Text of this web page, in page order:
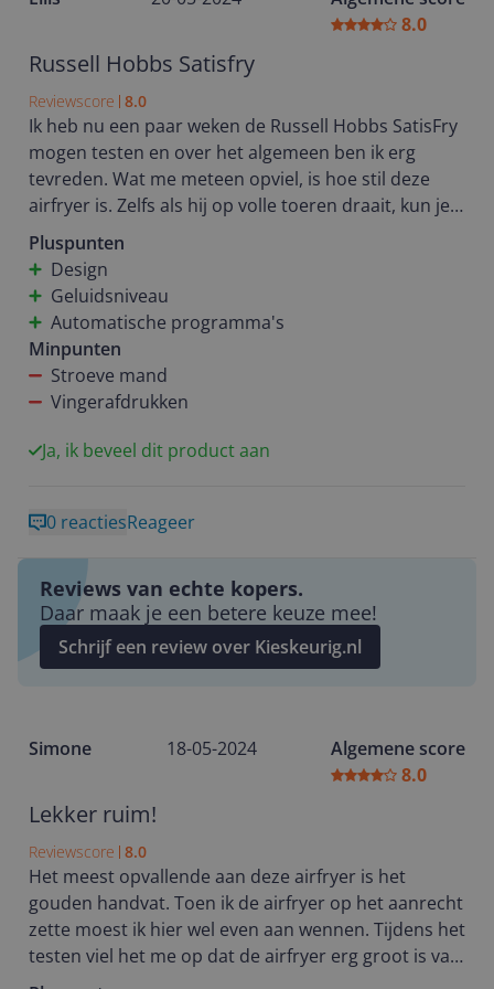
met de airfryer en beveel ik deze ook zeker aan!! Ik
8.0
Russell Hobbs Satisfry
Reviewscore 8.0
Ik heb nu een paar weken de Russell Hobbs SatisFry
mogen testen en over het algemeen ben ik erg
tevreden. Wat me meteen opviel, is hoe stil deze
airfryer is. Zelfs als hij op volle toeren draait, kun je
nog een normaal gesprek voeren in de keuken, dit
was bij mijn andere airfryer wel anders. Het design
is strak en modern, wat goed past bij mijn
keukeninrichting. Een groot pluspunt vind ik dat de
plateau in de mand makkelijk los te halen is.
Hierdoor is hij goed schoon te maken en daarnaast
kan de bak ook gewoon in de vaatwasser, wat een
hoop gedoe scheelt. De automatische programma's
zijn erg handig en werken goed, je hoeft er zelf bijna
plaatsen is, wat een beetje frustrerend kan zijn. Ook
stof, maar dat is met een doekje zo weer schoon. Al
met al een zeer fijn product!
Pluspunten
Design
Geluidsniveau
Automatische programma's
Minpunten
Stroeve mand
Vingerafdrukken
Ja, ik beveel dit product aan
0 reactiesReageer
Reviews van echte kopers.
Daar maak je een betere keuze mee!
Schrijf een review over Kieskeurig.nl
Simone 18-05-2024
Algemene score
8.0
Lekker ruim!
Reviewscore 8.0
Het meest opvallende aan deze airfryer is het
gouden handvat. Toen ik de airfryer op het aanrecht
zette moest ik hier wel even aan wennen. Tijdens het
testen viel het me op dat de airfryer erg groot is van
binnen, terwijl hij op het aanrecht niet enorm groot